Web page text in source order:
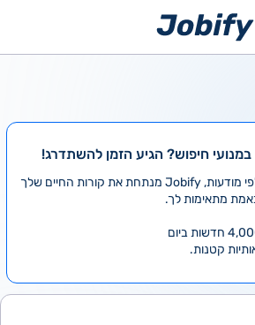
חיפוש? הגיע הזמן להשתדרג!
במקום לעבור לבד על אלפי מודעות, Jobify מנתחת את קורות החיים שלך
מתאימות לך.
קטנות.